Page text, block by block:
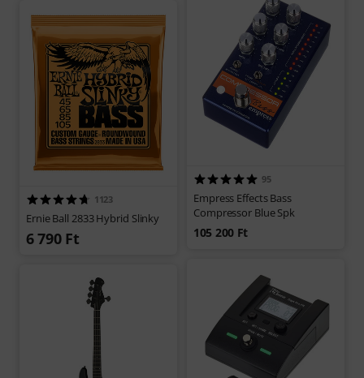
1123
Ernie Ball 2833 Hybrid Slinky
6 790 Ft
95
Empress Effects Bass
Compressor Blue Spk
105 200 Ft